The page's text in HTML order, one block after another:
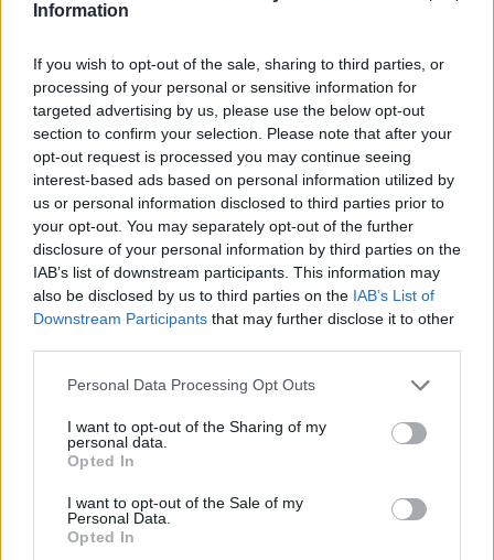
Information
If you wish to opt-out of the sale, sharing to third parties, or
processing of your personal or sensitive information for
targeted advertising by us, please use the below opt-out
section to confirm your selection. Please note that after your
opt-out request is processed you may continue seeing
interest-based ads based on personal information utilized by
us or personal information disclosed to third parties prior to
your opt-out. You may separately opt-out of the further
disclosure of your personal information by third parties on the
IAB’s list of downstream participants. This information may
also be disclosed by us to third parties on the IAB’s List of
Downstream Participants that may further disclose it to other
Personal Data Processing Opt Outs
I want to opt-out of the Sharing of my
personal data.
Opted In
I want to opt-out of the Sale of my
Personal Data.
Opted In
επικοινωνιακά λάθη»
21:57
Ηράκλειο: "Σε άθλια κατάσταση το μνημείο πεσόντων
Εφέδρων Αξιωματικών στον Καράβολα"
21:39
Λαμία: Απατεώνες άρπαξαν μεγάλο χρηματικό ποσό από
ηλικιωμένη
21:33
Μεσογειακή φώκια έκανε στάση για ξεκούραση στην
παραλία της Αγίας Βάσως στο Τρίκερι
"καραβιά" στον Τσούτσουρα
Δημοπρατείται η μπάλα των ιστορικών γκολ του
21:08
Διεθνείς διακρίσεις για τη μαθητική ταινία stop motion